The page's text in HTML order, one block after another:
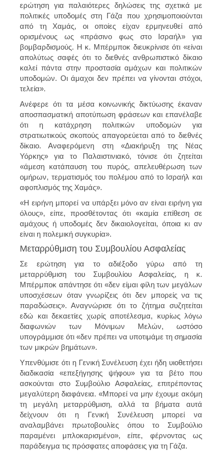
ερώτηση για παλαιότερες δηλώσεις της σχετικά με
πολιτικές υποδομές στη Γάζα που χρησιμοποιούνται
από τη Χαμάς, οι οποίες είχαν ερμηνευθεί από
ορισμένους ως «πράσινο φως στο Ισραήλ» για
βομβαρδισμούς. Η κ. Μπέρμποκ διευκρίνισε ότι «είναι
απολύτως σαφές ότι το διεθνές ανθρωπιστικό δίκαιο
καλεί πάντα στην προστασία αμάχων και πολιτικών
υποδομών. Οι άμαχοι δεν πρέπει να γίνονται στόχοι,
τελεία».
Ανέφερε ότι τα μέσα κοινωνικής δικτύωσης έκαναν
αποσπασματική αποτύπωση φράσεων και επανέλαβε
ότι η κατάχρηση πολιτικών υποδομών για
στρατιωτικούς σκοπούς απαγορεύεται από το διεθνές
δίκαιο. Αναφερόμενη στη «Διακήρυξη της Νέας
Υόρκης» για το Παλαιστινιακό, τόνισε ότι ζητείται
«άμεση κατάπαυση του πυρός, απελευθέρωση των
ομήρων, τερματισμός του πολέμου από το Ισραήλ και
αφοπλισμός της Χαμάς».
«Η ειρήνη μπορεί να υπάρξει μόνο αν είναι ειρήνη για
όλους», είπε, προσθέτοντας ότι «καμία επίθεση σε
αμάχους ή υποδομές δεν δικαιολογείται, όποια κι αν
είναι η πολεμική συγκυρία».
Μεταρρύθμιση του Συμβουλίου Ασφαλείας
Σε ερώτηση για το αδιέξοδο γύρω από τη
μεταρρύθμιση του Συμβουλίου Ασφαλείας, η κ.
Μπέρμποκ απάντησε ότι «δεν είμαι φίλη των μεγάλων
υποσχέσεων όταν γνωρίζεις ότι δεν μπορείς να τις
παραδώσεις». Αναγνώρισε ότι το ζήτημα συζητείται
εδώ και δεκαετίες χωρίς αποτέλεσμα, κυρίως λόγω
διαφωνιών των Μόνιμων Μελών, ωστόσο
υπογράμμισε ότι «δεν πρέπει να υποτιμάμε τη σημασία
των μικρών βημάτων».
Υπενθύμισε ότι η Γενική Συνέλευση έχει ήδη υιοθετήσει
διαδικασία «επεξήγησης ψήφου» για τα βέτο που
ασκούνται στο Συμβούλιο Ασφαλείας, επιτρέποντας
μεγαλύτερη διαφάνεια. «Μπορεί να μην έχουμε ακόμη
τη μεγάλη μεταρρύθμιση, αλλά τα βήματα αυτά
δείχνουν ότι η Γενική Συνέλευση μπορεί να
αναλαμβάνει πρωτοβουλίες όπου το Συμβούλιο
παραμένει μπλοκαρισμένο», είπε, φέρνοντας ως
παράδειγμα τις πρόσφατες αποφάσεις για τη Γάζα.